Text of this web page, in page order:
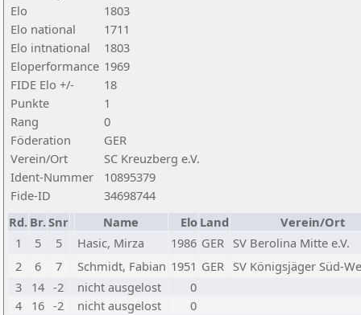
Elo
1803
Elo national
1711
Elo intnational
1803
Eloperformance 1969
FIDE Elo +/-
18
Punkte
1
Rang
0
Föderation
GER
Verein/Ort
SC Kreuzberg e.V.
Ident-Nummer
10895379
Fide-ID
34698744
Rd. Br.Snr Name Elo Land
Verein/Ort
1
5 5 Hasic, Mirza 1986 GER SV Berolina Mitte e.V.
2
6 7 Schmidt, Fabian 1951 GER SV Königsjäger Süd-
3
14 -2 nicht ausgelost
0
4
16 -2 nicht ausgelost
0